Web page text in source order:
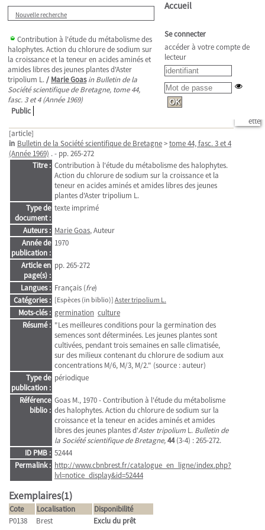
Nouvelle recherche
Contribution à l'étude du métabolisme des
halophytes. Action du chlorure de sodium sur
la croissance et la teneur en acides aminés et
amides libres des jeunes plantes d'Aster
tripolium L./ Marie Goas in Bulletin de la
Société scientifique de Bretagne, tome 44,
fasc. 3 et 4 (Année 1969)
Public
[article]
in Bulletin de la Société scientifique de Bretagne>tome 44, fasc. 3 et 4
(Année 1969) . - pp. 265-272
Titre : Contribution à l'étude du métabolisme des halophytes.
Action du chlorure de sodium sur la croissance et la
teneur en acides aminés et amides libres des jeunes
plantes d'Aster tripolium L.
Type de
document :
texte imprimé
Auteurs : Marie Goas, Auteur
Année de
publication :
1970
Article en
page(s) :
pp. 265-272
Langues : Français (fre)
Catégories : [Espèces (in biblio)] Aster tripolium L.
Mots-clés : germination culture
Résumé : "Les meilleures conditions pour la germination des
semences sont déterminées. Les jeunes plantes sont
cultivées, pendant trois semaines en salle climatisée,
sur des milieux contenant du chlorure de sodium aux
concentrations M/6, M/3, M/2." (source : auteur)
Type de
publication :
périodique
Référence
biblio :
Goas M., 1970 - Contribution à l'étude du métabolisme
des halophytes. Action du chlorure de sodium sur la
croissance et la teneur en acides aminés et amides
libres des jeunes plantes d'Aster tripolium L. Bulletin de
la Société scientifique de Bretagne,44(3-4) : 265-272.
ID PMB : 52444
Permalink : http://www.cbnbrest.fr/catalogue_en_ligne/index.php?
lvl=notice_display&id=52444
Exemplaires(1)
Cote Localisation
Disponibilité
P0138
Brest Exclu du prêt
Accueil
Se connecter
accéder à votre compte de
lecteur